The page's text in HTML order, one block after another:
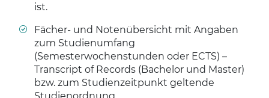
ist.
Fächer-​ und Notenübersicht mit Angaben
zum Studienumfang
(Semesterwochenstunden oder ECTS) –
Transcript of Records (Bachelor und Master)
bzw. zum Studienzeitpunkt geltende
Studienordnung.